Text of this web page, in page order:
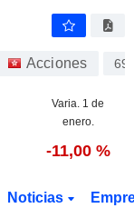
Acciones
Varia. 1 de
enero.
-11,00 %
Noticias